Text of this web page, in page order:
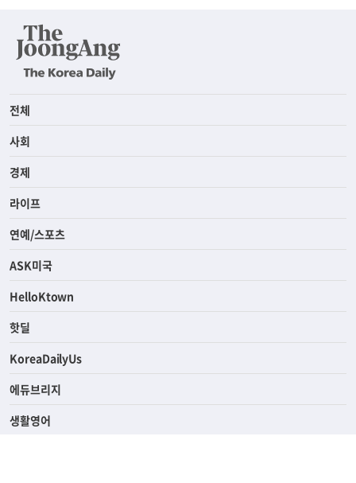
전체
사회
경제
라이프
연예/스포츠
ASK미국
HelloKtown
핫딜
KoreaDailyUs
에듀브리지